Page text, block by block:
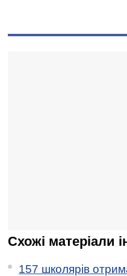
Схожі матеріали
157 школярів